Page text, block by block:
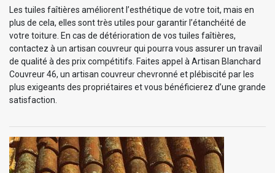
Les tuiles faîtières améliorent l’esthétique de votre toit, mais en
plus de cela, elles sont très utiles pour garantir l’étanchéité de
votre toiture. En cas de détérioration de vos tuiles faîtières,
contactez à un artisan couvreur qui pourra vous assurer un travail
de qualité à des prix compétitifs. Faites appel à Artisan Blanchard
Couvreur 46, un artisan couvreur chevronné et plébiscité par les
plus exigeants des propriétaires et vous bénéficierez d’une grande
satisfaction.